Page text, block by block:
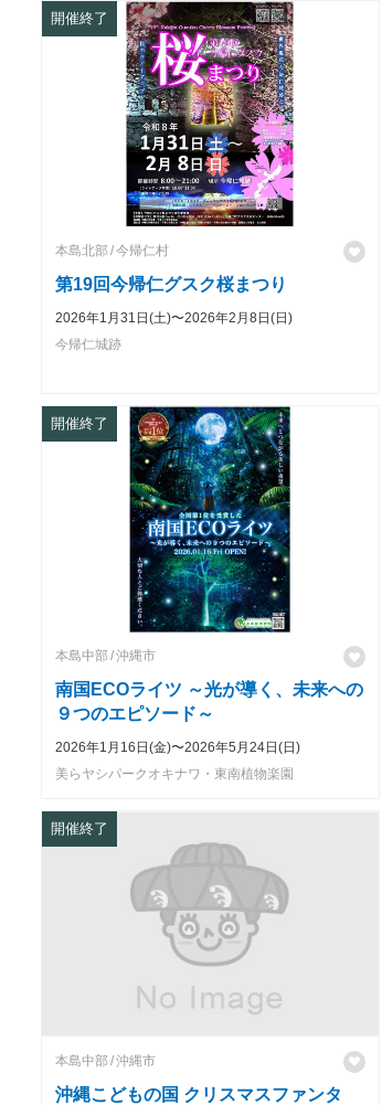
開催終了
本島北部 今帰仁村
第19回今帰仁グスク桜まつり
2026年1月31日(土)〜2026年2月8日(日)
今帰仁城跡
開催終了
本島中部 沖縄市
南国ECOライツ ～光が導く、未来への
９つのエピソード～
2026年1月16日(金)〜2026年5月24日(日)
美らヤシパークオキナワ・東南植物楽園
開催終了
本島中部 沖縄市
沖縄こどもの国 クリスマスファンタ